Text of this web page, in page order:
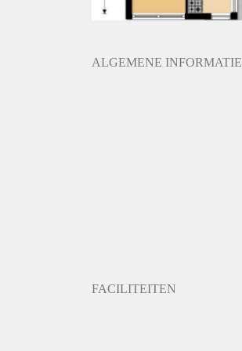
ALGEMENE INFORMATIE
FACILITEITEN